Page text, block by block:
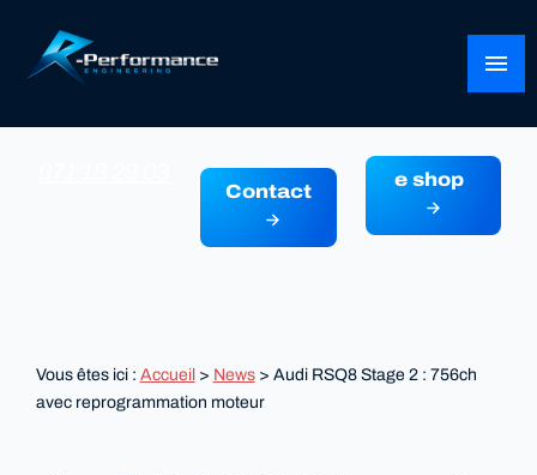
menu
Contact
e shop
Vous êtes ici : Accueil> News> Audi RSQ8 Stage 2 : 756ch
avec reprogrammation moteur